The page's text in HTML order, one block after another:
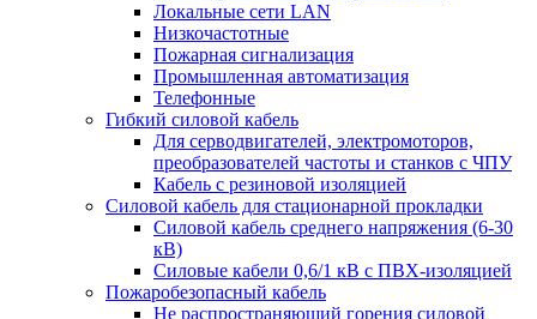
Локальные сети LAN
Низкочастотные
Пожарная сигнализация
Промышленная автоматизация
Телефонные
Гибкий силовой кабель
Для серводвигателей, электромоторов,
преобразователей частоты и станков с ЧПУ
Кабель с резиновой изоляцией
Силовой кабель для стационарной прокладки
Силовой кабель среднего напряжения (6-30
кВ)
Силовые кабели 0,6/1 кВ с ПВХ-изоляцией
Пожаробезопасный кабель
Не распространяющий горения силовой